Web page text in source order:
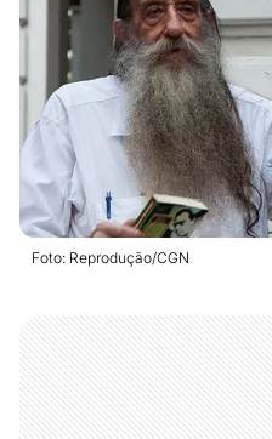
Foto: Reprodução/CGN